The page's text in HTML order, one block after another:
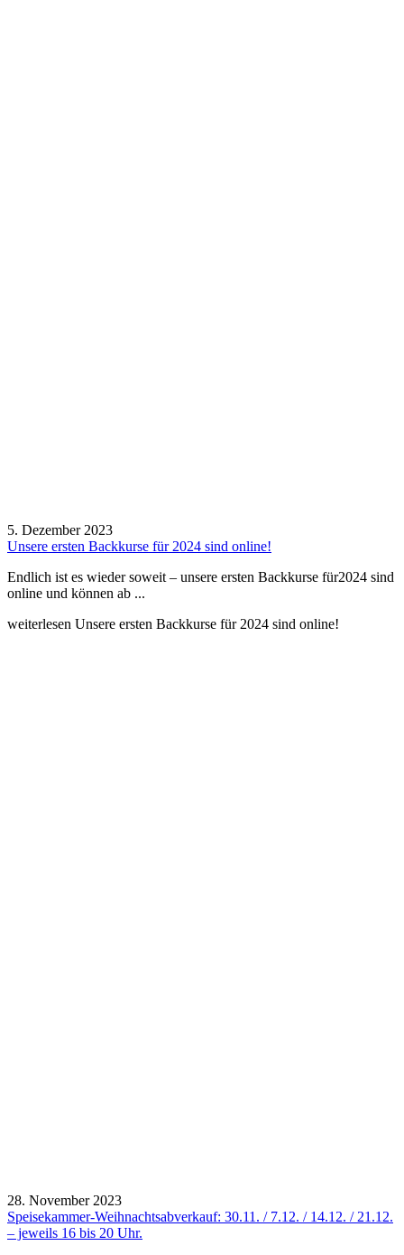
5. Dezember 2023
Unsere ersten Backkurse für 2024 sind online!
Endlich ist es wieder soweit – unsere ersten Backkurse für2024 sind
online und können ab ...
weiterlesen Unsere ersten Backkurse für 2024 sind online!
28. November 2023
Speisekammer-Weihnachtsabverkauf: 30.11. / 7.12. / 14.12. / 21.12.
– jeweils 16 bis 20 Uhr.